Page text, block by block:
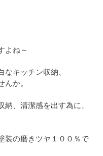
よね～
キッチン収納、
か。
、清潔感を出す為に、
装の磨きツヤ１００％で